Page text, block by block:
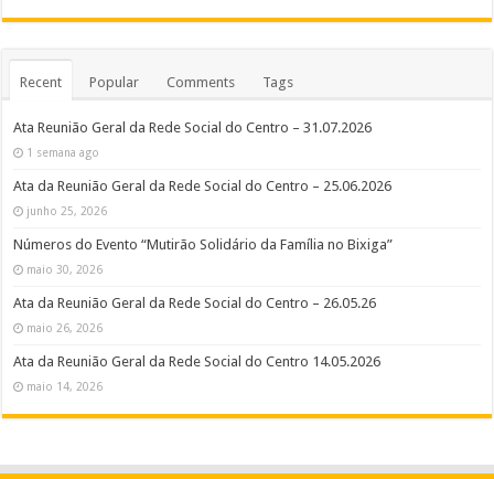
Recent Popular Comments Tags
Ata Reunião Geral da Rede Social do Centro – 31.07.2026
1 semana ago
Ata da Reunião Geral da Rede Social do Centro – 25.06.2026
junho 25, 2026
Números do Evento “Mutirão Solidário da Família no Bixiga”
maio 30, 2026
Ata da Reunião Geral da Rede Social do Centro – 26.05.26
maio 26, 2026
Ata da Reunião Geral da Rede Social do Centro 14.05.2026
maio 14, 2026